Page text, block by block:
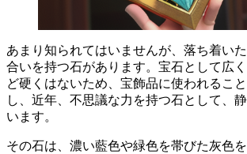
あまり知られてはいませんが、 落ち着い
合いを持つ石があります。宝石として広
ど硬くはないため、宝飾品に使われるこ
し、近年、不思議な力を持つ石として、
います。
その石は、濃い藍色や緑色を帯びた灰色